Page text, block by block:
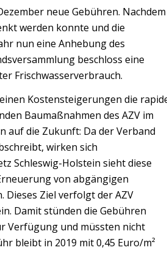
neue Gebühren. Nachdem
werden konnte und die
nun eine Anhebung des
beschloss eine
Frischwasserverbrauch.
Kostensteigerungen die
Baumaßnahmen des AZV im
auf die Zukunft: Da der Verband
wirken sich
Schleswig-Holstein sieht diese
von abgängigen
Ziel verfolgt der AZV
Damit stünden die Gebühren
Verfügung und müssten nicht
bleibt in 2019 mit 0,45 Euro/m²